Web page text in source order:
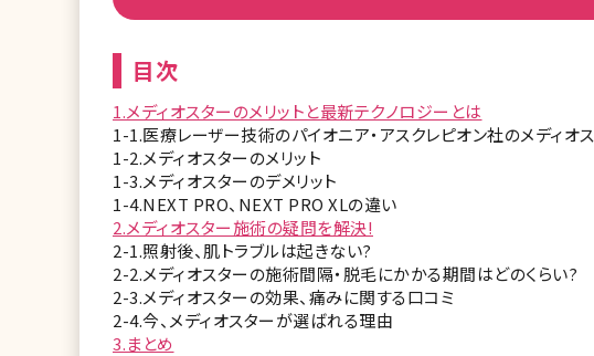
目次
1.メディオスターのメリットと最新テクノロジーとは
1-1.医療レーザー技術のパイオニア・アスクレピオン社のメディオ
1-2.メディオスターのメリット
1-3.メディオスターのデメリット
1-4.NEXT PRO、NEXT PRO XLの違い
2.メディオスター施術の疑問を解決!
2-1.照射後、肌トラブルは起きない?
2-2.メディオスターの施術間隔・脱毛にかかる期間はどのくらい?
2-3.メディオスターの効果、痛みに関する口コミ
2-4.今、メディオスターが選ばれる理由
3.まとめ